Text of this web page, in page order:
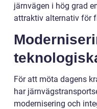
järnvägen i hög grad
attraktiv alternativ för
För att möta dagens
har
modernisering och